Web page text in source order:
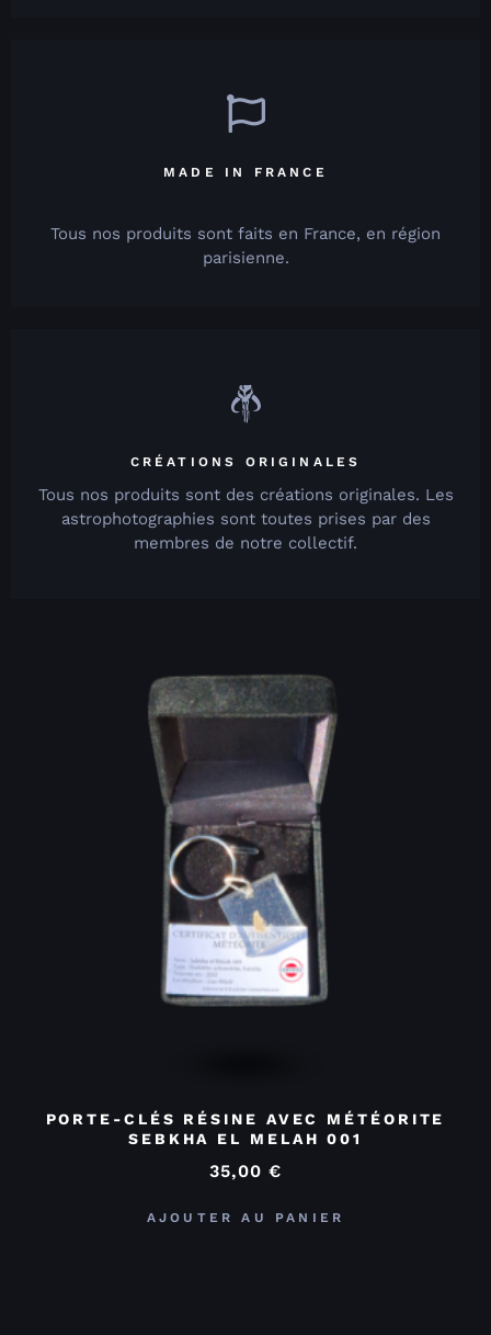
MADE IN FRANCE
Tous nos produits sont faits en France, en région
parisienne.
CRÉATIONS ORIGINALES
Tous nos produits sont des créations originales. Les
astrophotographies sont toutes prises par des
membres de notre collectif.
PORTE-CLÉS RÉSINE AVEC MÉTÉORITE
SEBKHA EL MELAH 001
35,00 €
AJOUTER AU PANIER